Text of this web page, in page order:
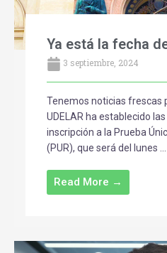
Ya está la fecha
3 septiembre, 2024
Tenemos noticias frescas
UDELAR ha establecido
inscripción a la Prueba
(PUR), que será del lunes ...
Read More →